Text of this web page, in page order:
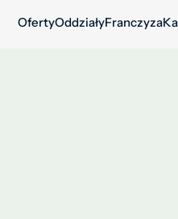
OfertyOddziałyFranczyza